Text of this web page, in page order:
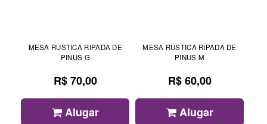
MESA RUSTICA RIPADA DE
PINUS G
R$ 70,00
Alugar
MESA RUSTICA RIPADA DE
PINUS M
R$ 60,00
Alugar